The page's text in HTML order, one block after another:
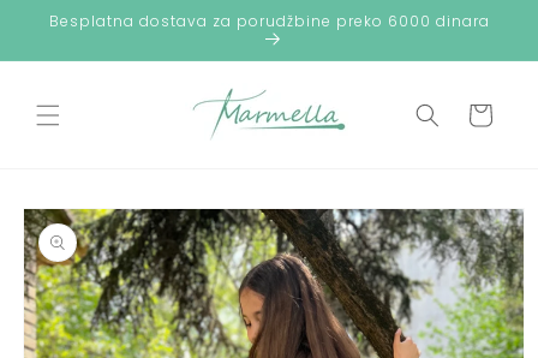
naBesplatna dostava za porudžbine preko 6000 dinara
Korpa
informacija
o
proizvodu